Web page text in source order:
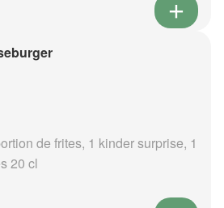
de frites, 1 kinder surprise, 1
20 cl